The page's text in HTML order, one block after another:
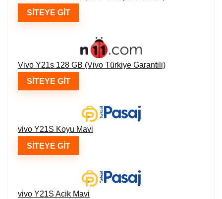
SITEYE GIT
Vivo Y21s 128 GB (Vivo Türkiye Garantili)
SITEYE GIT
vivo Y21S Koyu Mavi
SITEYE GIT
vivo Y21S Acik Mavi